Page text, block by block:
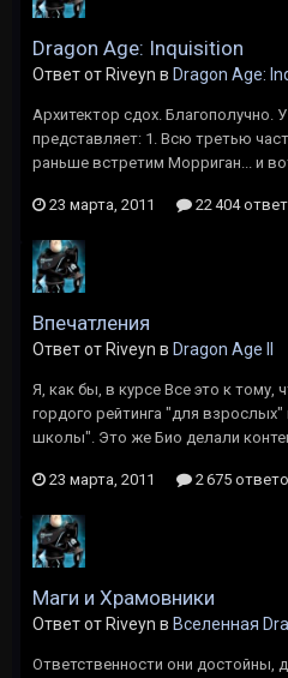
Dragon Age: Inquisition
Ответ от Riveyn в Dragon Age:
Архитектор сдох. Благополучно.
представляет: 1. Всю третью
раньше встретим Морриган... и
23 марта, 2011 22 404
Впечатления
Ответ от Riveyn в Dragon Age II
Я, как бы, в курсе Все это к тому,
гордого рейтинга "для
школы". Это же Био делали
23 марта, 2011 2 675
Маги и Храмовники
Ответ от Riveyn в Вселенная
Ответственности они достойны,